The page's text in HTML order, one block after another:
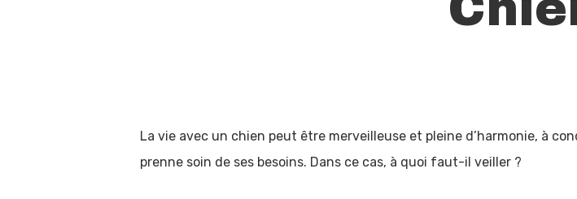
La vie avec un chien peut être merveilleuse et pleine d’harmonie, à
prenne soin de ses besoins. Dans ce cas, à quoi faut-il veiller ?